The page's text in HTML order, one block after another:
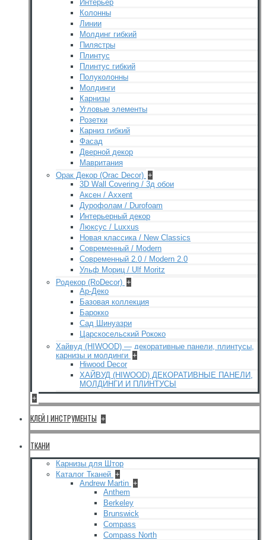
Интерьер
Колонны
Линии
Молдинг гибкий
Пилястры
Плинтус
Плинтус гибкий
Полуколонны
Молдинги
Карнизы
Угловые элементы
Розетки
Карниз гибкий
Фасад
Дверной декор
Мавритания
Орак Декор (Orac Decor) +
3D Wall Covering / 3д обои
Аксен / Axxent
Дурофолам / Durofoam
Интерьерный декор
Люксус / Luxxus
Новая классика / New Classics
Современный / Modern
Современный 2.0 / Modern 2.0
Ульф Мориц / Ulf Moritz
Родекор (RoDecor) +
Ар-Деко
Базовая коллекция
Барокко
Сад Шинуазри
Царскосельский Рококо
Хайвуд (HIWOOD) — декоративные панели, плинтусы,
карнизы и молдинги +
Hiwood Decor
ХАЙВУД (HIWOOD) ДЕКОРАТИВНЫЕ ПАНЕЛИ,
МОЛДИНГИ И ПЛИНТУСЫ
+
КЛЕЙ | ИНСТРУМЕНТЫ +
ТКАНИ
Карнизы для Штор
Каталог Тканей +
Andrew Martin +
Anthem
Berkeley
Brunswick
Compass
Compass North